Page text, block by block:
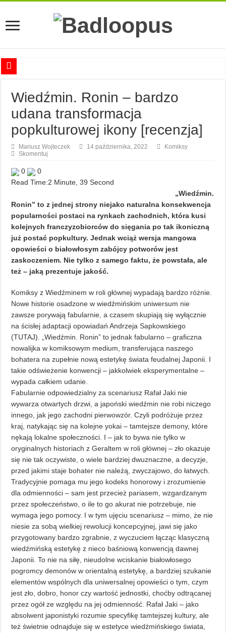
Najciekawsze książki o kobietach nauki
Najlepsze mangi dla dorosłych
Najciekawsze zapowiedzi komiksowe na 2023 rok
Wiedźmin. Ronin – bardzo
udana transformacja
popkulturowej ikony [recenzja]
Mariusz Wojteczek 14 października, 2022
Komiksy
Skomentuj
0
0
Read Time:2 Minute, 39 Second
„Wiedźmin.
Ronin” to z jednej strony niejako naturalna konsekwencja
popularności postaci na rynkach zachodnich, która kusi
kolejnych franczyzobiorców do sięgania po tak ikoniczną
już postać popkultury. Jednak wciąż wersja mangowa
opowieści o białowłosym zabójcy potworów jest
zaskoczeniem. Nie tylko z samego faktu, że powstała, ale
też – jaką prezentuje jakość.
Komiksy z Wiedźminem w roli głównej wypadają bardzo różnie.
Nowe historie osadzone w wiedźmińskim uniwersum nie
zawsze porywają fabularnie, a czasem skupiają się wyłącznie
na ścisłej adaptacji opowiadań Andrzeja Sapkowskiego
(TUTAJ). „Wiedźmin. Ronin” to jednak fabularno – graficzna
nowalijka w komiksowym medium, transferująca naszego
bohatera na zupełnie nową estetykę świata feudalnej Japonii. I
takie odświeżenie konwencji – jakkolwiek eksperymentalne –
wypada całkiem udanie.
Fabularnie odpowiedzialny za scenariusz Rafał Jaki nie
wywarza otwartych drzwi, a japoński wiedźmin nie robi niczego
innego, jak jego zachodni pierwowzór. Czyli podróżuje przez
kraj, natykając się na kolejne yokai – tamtejsze demony, które
nękają lokalne społeczności. I – jak to bywa nie tylko w
oryginalnych historiach z Geraltem w roli głównej – zło okazuje
się nie tak oczywiste, o wiele bardziej dwuznaczne, a decyzje,
przed jakimi staje bohater nie należą, zwyczajowo, do łatwych.
Tradycyjnie pomaga mu jego kodeks honorowy i zrozumienie
dla odmienności – sam jest przecież pariasem, wzgardzanym
przez społeczeństwo, o ile to go akurat nie potrzebuje, nie
wymaga jego pomocy. I w tym ujęciu scenariusz – mimo, że nie
niesie za sobą wielkiej rewolucji koncepcyjnej, jawi się jako
przygotowany bardzo zgrabnie, z wyczuciem łącząc klasyczną
wiedźmińską estetykę z nieco baśniową konwencją dawnej
Japonii. To nie na siłę, nieudolne wciskanie białowłosego
pogromcy demonów w orientalną estetykę, a bardziej szukanie
elementów wspólnych dla uniwersalnej opowieści o tym, czym
jest zło, dobro, honor czy wartość jednostki, choćby odtrącanej
przez ogół ze względu na jej odmienność. Rafał Jaki – jako
absolwent japonistyki rozumie specyfikę tamtejszej kultury, ale
też świetnie odnajduje się w estetyce wiedźmińskiego świata,